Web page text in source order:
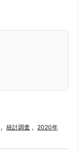
, 統計調査 , 2020年